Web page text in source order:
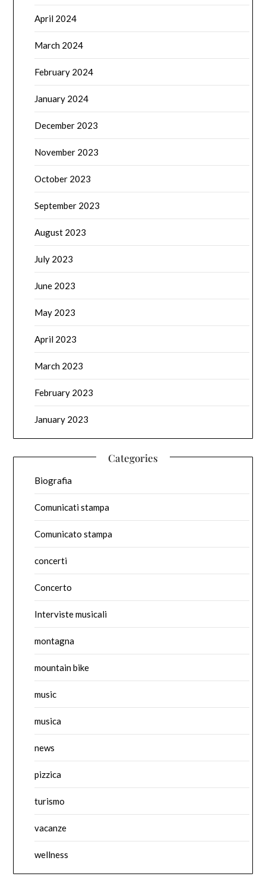
April 2024
March 2024
February 2024
January 2024
December 2023
November 2023
October 2023
September 2023
August 2023
July 2023
June 2023
May 2023
April 2023
March 2023
February 2023
January 2023
Categories
Biografia
Comunicati stampa
Comunicato stampa
concerti
Concerto
Interviste musicali
montagna
mountain bike
music
musica
news
pizzica
turismo
vacanze
wellness